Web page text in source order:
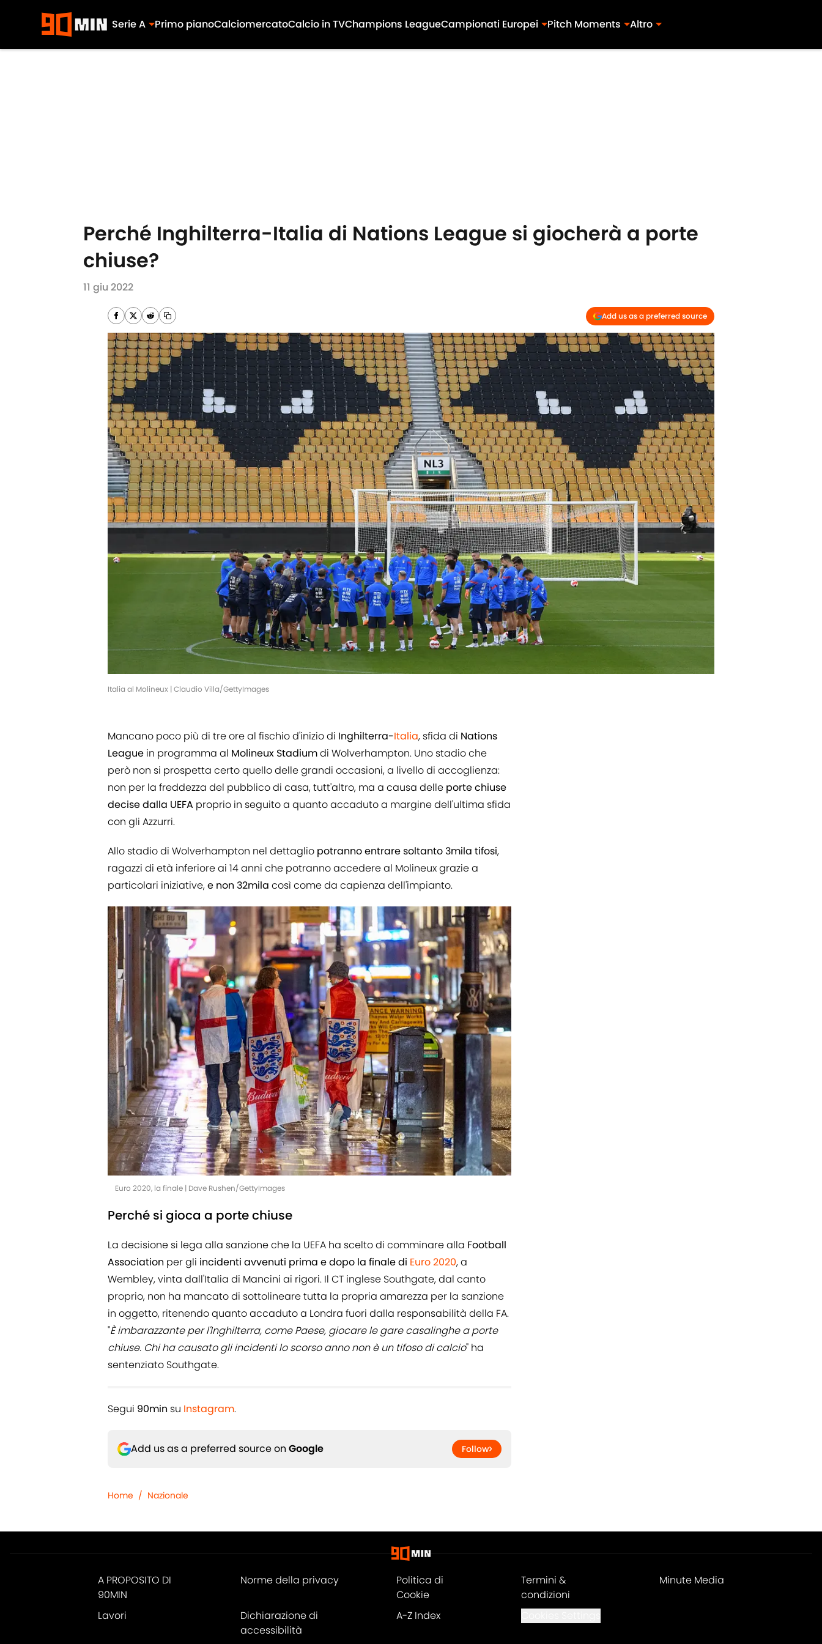
Serie A Primo pianoCalciomercatoCalcio in TVChampions LeagueCampionati Europei Pitch Moments Altro
Perché Inghilterra-Italia di Nations League si giocherà a porte
chiuse?
11 giu 2022
Add us as a preferred source
Italia al Molineux | Claudio Villa/GettyImages
Mancano poco più di tre ore al fischio d'inizio di Inghilterra-Italia, sfida di Nations
League in programma al Molineux Stadiumdi Wolverhampton. Uno stadio che
però non si prospetta certo quello delle grandi occasioni, a livello di accoglienza:
non per la freddezza del pubblico di casa, tutt'altro, ma a causa delle porte chiuse
decise dalla UEFA proprio in seguito a quanto accaduto a margine dell'ultima sfida
con gli Azzurri.
Allo stadio di Wolverhampton nel dettaglio potranno entrare soltanto 3mila tifosi,
ragazzi di età inferiore ai 14 anni che potranno accedere al Molineux grazie a
particolari iniziative,e non 32mila così come da capienza dell'impianto.
Euro 2020, la finale | Dave Rushen/GettyImages
Perché si gioca a porte chiuse
La decisione si lega alla sanzione che la UEFA ha scelto di comminare alla Football
Association per gli incidenti avvenuti prima e dopo la finale di Euro 2020, a
Wembley, vinta dall'Italia di Mancini ai rigori. Il CT inglese Southgate, dal canto
proprio, non ha mancato di sottolineare tutta la propria amarezza per la sanzione
in oggetto, ritenendo quanto accaduto a Londra fuori dalla responsabilità della FA.
"È imbarazzante per l'Inghilterra, come Paese, giocare le gare casalinghe a porte
chiuse. Chi ha causato gli incidenti lo scorso anno non è un tifoso di calcio" ha
sentenziato Southgate.
Segui 90min su Instagram.
Add us as a preferred source on Google Follow
Home / Nazionale
A PROPOSITO DI
90MIN
Norme della privacy
Politica di
Cookie
Termini &
condizioni
Minute Media
Lavori
Dichiarazione di
accessibilità
A-Z Index